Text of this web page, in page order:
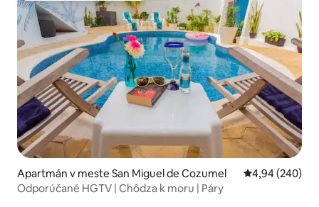
Apartmán v meste San Miguel de Cozumel Priemerné
4,94 (240)
Odporúčané HGTV | Chôdza k moru | Páry